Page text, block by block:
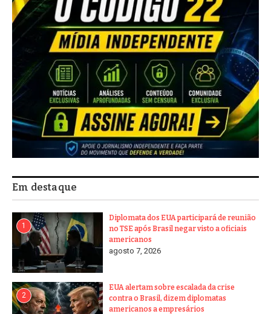
Em destaque
1
Diplomata dos EUA participará de reunião
no TSE após Brasil negar visto a oficiais
americanos
agosto 7, 2026
2
EUA alertam sobre escalada da crise
contra o Brasil, dizem diplomatas
americanos a empresários